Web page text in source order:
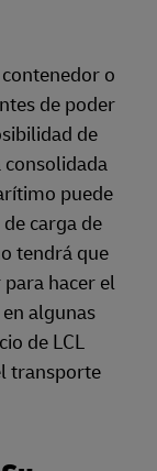
o
de poder
de
puede
carga de
tendrá que
hacer el
algunas
de LCL
transporte